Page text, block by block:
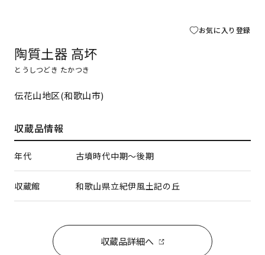
お気に入り登録
陶質土器 高坏
とうしつどき たかつき
伝花山地区(和歌山市)
収蔵品情報
年代 古墳時代中期～後期
収蔵館 和歌山県立紀伊風土記の丘
収蔵品詳細へ